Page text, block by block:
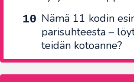
Nämä 11 kodin
parisuhteesta –
teidän kotoanne?